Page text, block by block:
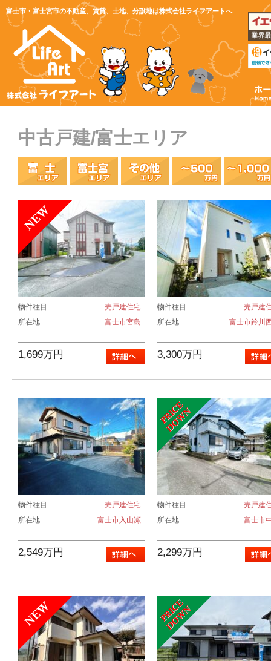
富士市・富士宮市の不動産、賃貸、土地、分譲地は株式会社ライフアートへ
中古戸建/富士エリア
物件種目
売戸建住宅
所在地
富士市宮島
1,699万円
物件種目
売戸建
所在地
富士市鈴川
3,300万円
物件種目
売戸建住宅
所在地
富士市入山瀬
2,549万円
物件種目
売戸建
所在地
富士市
2,299万円